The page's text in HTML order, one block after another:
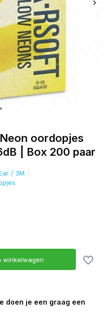
oordopjes
| Box 200 paar
/ 3M
winkelwagen
doen je een graag een